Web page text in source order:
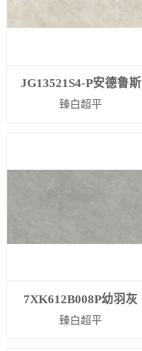
JG13521S4-P安德鲁斯
臻白超平
7XK612B008P幼羽灰
臻白超平